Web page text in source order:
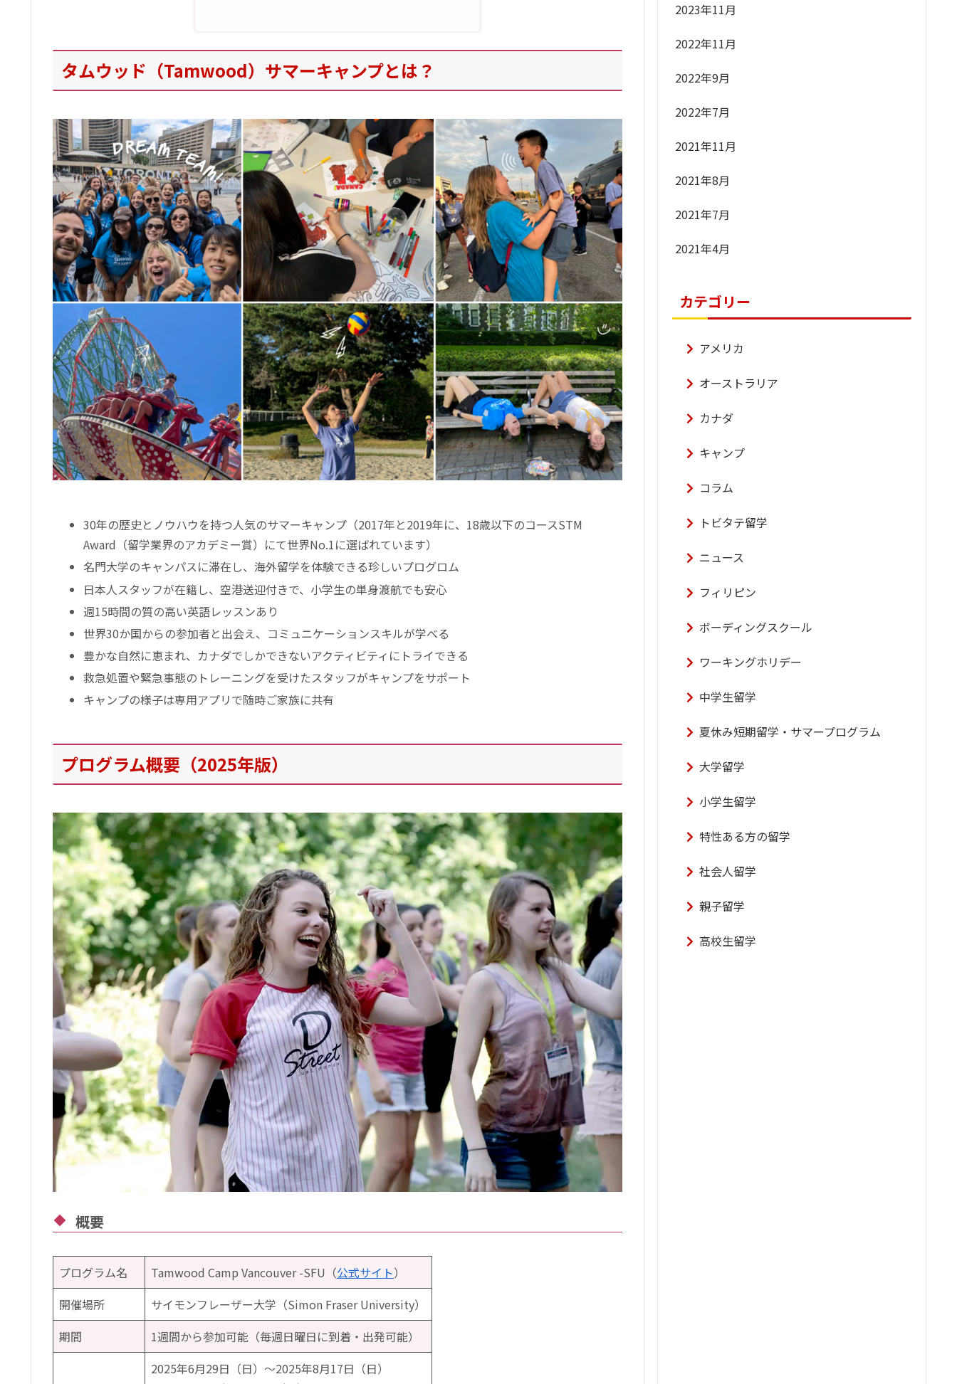
タムウッド（Tamwood）サマーキャンプとは？
30年の歴史とノウハウを持つ人気のサマーキャンプ（2017年と2019年に、18歳以下のコースSTM
Award（留学業界のアカデミー賞）にて世界No.1に選ばれています）
名門大学のキャンパスに滞在し、海外留学を体験できる珍しいプログロム
日本人スタッフが在籍し、空港送迎付きで、小学生の単身渡航でも安心
週15時間の質の高い英語レッスンあり
世界30か国からの参加者と出会え、コミュニケーションスキルが学べる
豊かな自然に恵まれ、カナダでしかできないアクティビティにトライできる
救急処置や緊急事態のトレーニングを受けたスタッフがキャンプをサポート
キャンプの様子は専用アプリで随時ご家族に共有
プログラム概要（2025年版）
概要
プログラム名 Tamwood Camp Vancouver -SFU（公式サイト）
開催場所
サイモンフレーザー大学（Simon Fraser University）
期間
1週間から参加可能（毎週日曜日に到着・出発可能）
2025年6月29日（日）～2025年8月17日（日）
2023年11月
2022年11月
2022年9月
2022年7月
2021年11月
2021年8月
2021年7月
2021年4月
カテゴリー
アメリカ
オーストラリア
カナダ
キャンプ
コラム
トビタテ留学
ニュース
フィリピン
ボーディングスクール
ワーキングホリデー
中学生留学
夏休み短期留学・サマープログラム
大学留学
小学生留学
特性ある方の留学
社会人留学
親子留学
高校生留学